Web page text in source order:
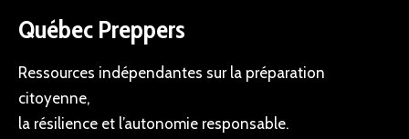
Québec Preppers
Ressources indépendantes sur la préparation
citoyenne,
la résilience et l’autonomie responsable.